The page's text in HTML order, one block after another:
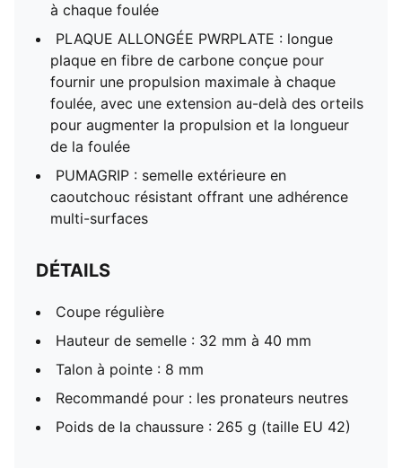
à chaque foulée
PLAQUE ALLONGÉE PWRPLATE : longue
plaque en fibre de carbone conçue pour
fournir une propulsion maximale à chaque
foulée, avec une extension au-delà des orteils
pour augmenter la propulsion et la longueur
de la foulée
PUMAGRIP : semelle extérieure en
caoutchouc résistant offrant une adhérence
multi-surfaces
DÉTAILS
Coupe régulière
Hauteur de semelle : 32 mm à 40 mm
Talon à pointe : 8 mm
Recommandé pour : les pronateurs neutres
Poids de la chaussure : 265 g (taille EU 42)